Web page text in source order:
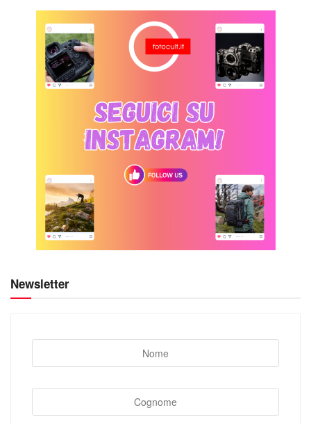
Newsletter